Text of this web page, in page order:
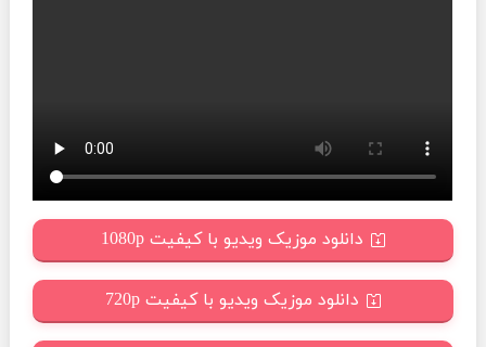
دانلود موزیک ویدیو با کیفیت 1080p
دانلود موزیک ویدیو با کیفیت 720p